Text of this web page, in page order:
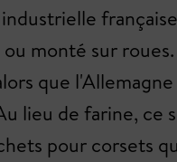
monté sur roues.
que
lieu de farine, ce
pour corsets